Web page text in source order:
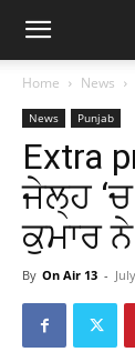
Home News
News Punjab
Extra
ਜੇਲ੍ਹ
ਕੁਮਾਰ
By On Air 13 -